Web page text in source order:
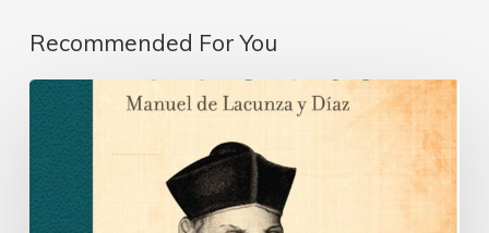
Recommended For You